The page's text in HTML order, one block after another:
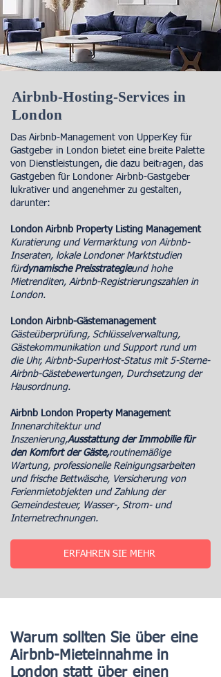
Airbnb-Hosting-Services in
London
Das Airbnb-Management von UpperKey für
Gastgeber in London bietet eine breite Palette
von Dienstleistungen, die dazu beitragen, das
Gastgeben für Londoner Airbnb-Gastgeber
lukrativer und angenehmer zu gestalten,
darunter:
London Airbnb Property Listing Management
Kuratierung und Vermarktung von Airbnb-
Inseraten, lokale Londoner Marktstudien
fürdynamische Preisstrategieund hohe
Mietrenditen, Airbnb-Registrierungszahlen in
London.
London Airbnb-Gästemanagement
Gästeüberprüfung, Schlüsselverwaltung,
Gästekommunikation und Support rund um
die Uhr, Airbnb-SuperHost-Status mit 5-Sterne-
Airbnb-Gästebewertungen, Durchsetzung der
Hausordnung.
Airbnb London Property Management
Innenarchitektur und
Inszenierung,Ausstattung der Immobilie für
den Komfort der Gäste,routinemäßige
Wartung, professionelle Reinigungsarbeiten
und frische Bettwäsche, Versicherung von
Ferienmietobjekten und Zahlung der
Gemeindesteuer, Wasser-, Strom- und
Internetrechnungen.
ERFAHREN SIE MEHR
Warum sollten Sie über eine
Airbnb-Mieteinnahme in
London statt über einen